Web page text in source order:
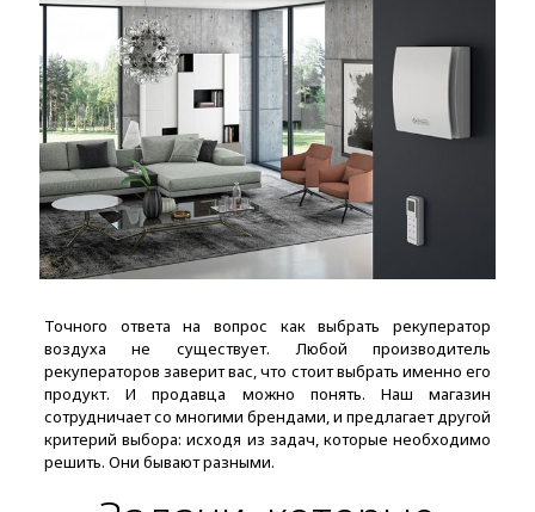
Точного ответа на вопрос как выбрать рекуператор
воздуха не существует. Любой производитель
рекуператоров заверит вас, что стоит выбрать именно его
продукт. И продавца можно понять. Наш магазин
сотрудничает со многими брендами, и предлагает другой
критерий выбора: исходя из задач, которые необходимо
решить. Они бывают разными.